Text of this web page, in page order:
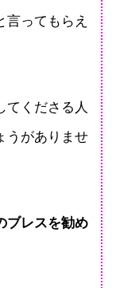
言ってもらえ
てくださる人
うがありませ
ブレスを勧め